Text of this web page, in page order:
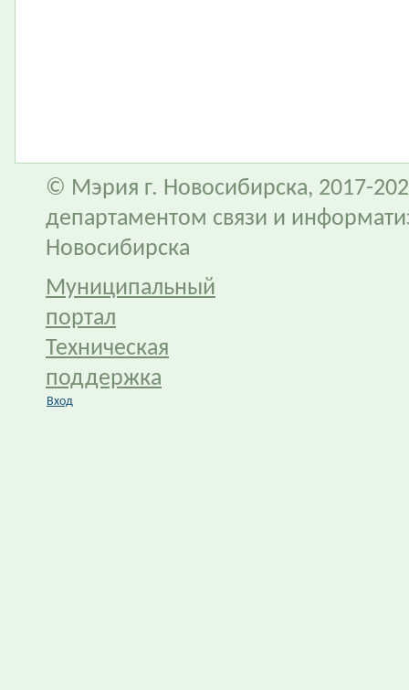
© Мэрия г. Новосибирска, 2017-
департаментом связи и
Новосибирска
Муниципальный
портал
Техническая
поддержка
Вход